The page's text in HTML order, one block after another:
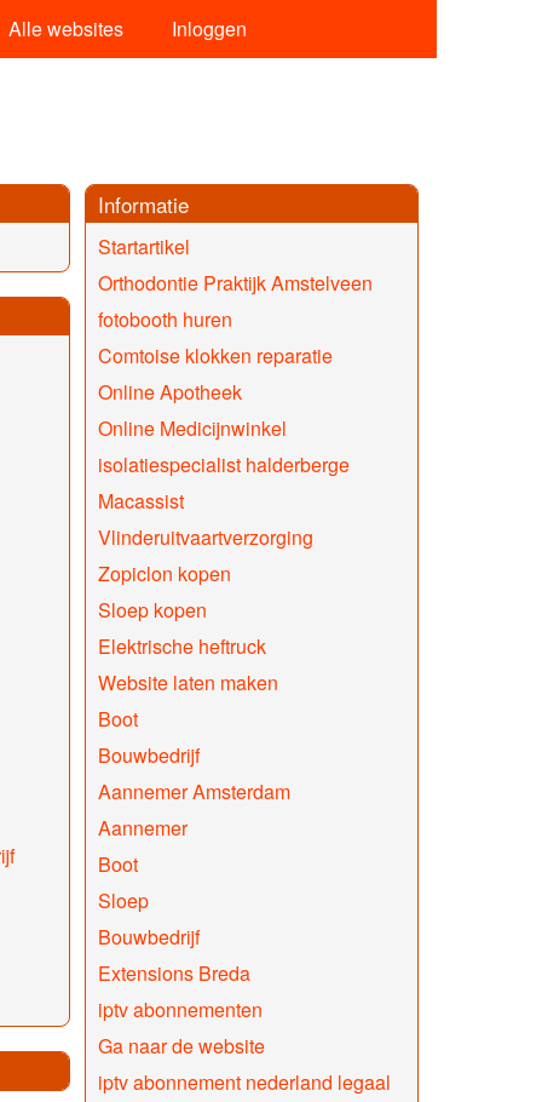
Alle websites Inloggen
Informatie
Startartikel
Orthodontie Praktijk Amstelveen
fotobooth huren
Comtoise klokken reparatie
Online Apotheek
Online Medicijnwinkel
isolatiespecialist halderberge
Macassist
Vlinderuitvaartverzorging
Zopiclon kopen
Sloep kopen
Elektrische heftruck
Website laten maken
Boot
Bouwbedrijf
Aannemer Amsterdam
Aannemer
Boot
Sloep
Bouwbedrijf
Extensions Breda
iptv abonnementen
Ga naar de website
iptv abonnement nederland legaal​